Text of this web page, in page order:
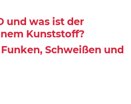
und was ist der
Kunststoff?
Schweißen und